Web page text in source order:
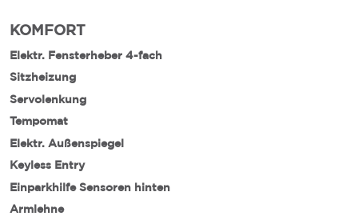
KOMFORT
Elektr. Fensterheber 4-fach
Sitzheizung
Servolenkung
Tempomat
Elektr. Außenspiegel
Keyless Entry
Einparkhilfe Sensoren hinten
Armlehne